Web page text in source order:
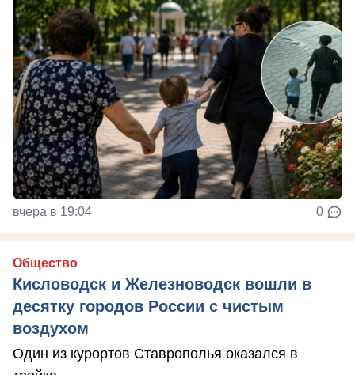
вчера в 19:04 0
Общество
Кисловодск и Железноводск вошли в
десятку городов России с чистым
воздухом
Один из курортов Ставрополья оказался в